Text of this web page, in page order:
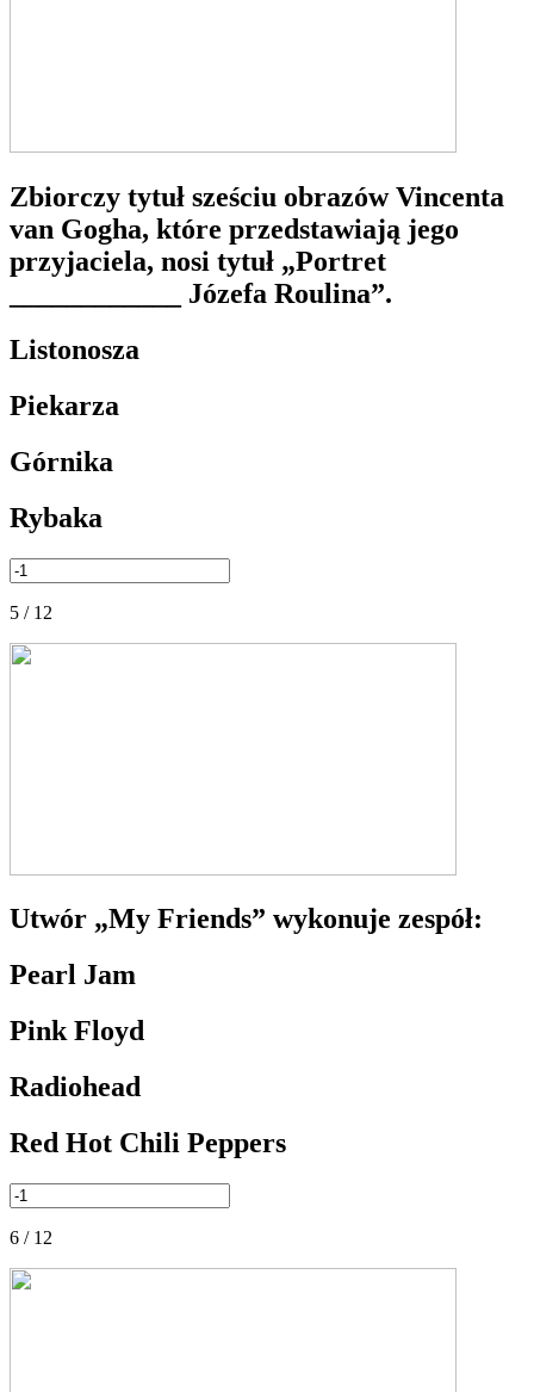
Zbiorczy tytuł sześciu obrazów Vincenta
van Gogha, które przedstawiają jego
przyjaciela, nosi tytuł „Portret
____________ Józefa Roulina”.
Listonosza
Piekarza
Górnika
Rybaka
5 / 12
Utwór „My Friends” wykonuje zespół:
Pearl Jam
Pink Floyd
Radiohead
Red Hot Chili Peppers
6 / 12